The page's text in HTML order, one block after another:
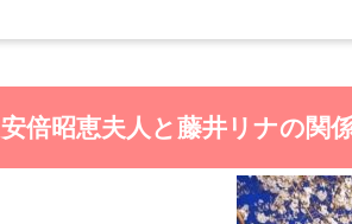
安倍昭恵夫人と藤井リナの関